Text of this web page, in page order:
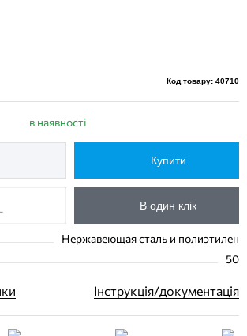
Код товару: 40710
в наявності
Купити
В один клік
Нержавеющая сталь и полиэтилен
50
Інструкція/документація